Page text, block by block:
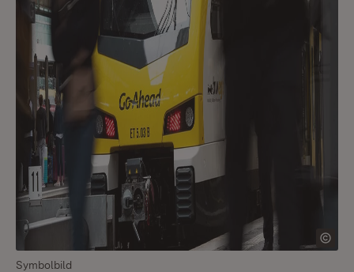
Symbolbild